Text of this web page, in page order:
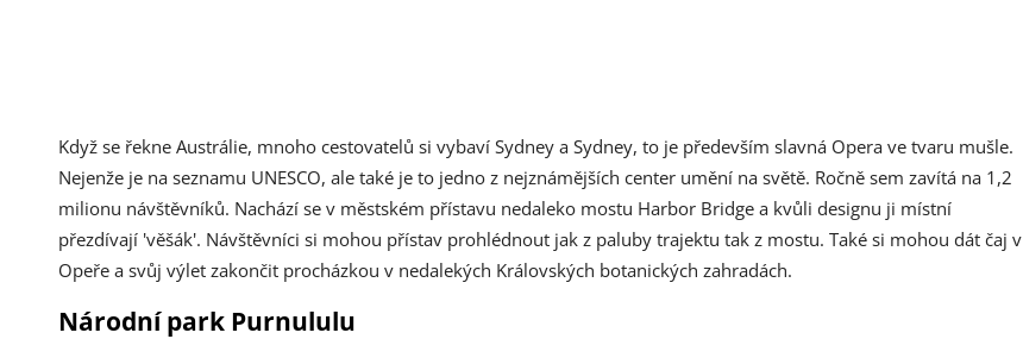
Když se řekne Austrálie, mnoho cestovatelů si vybaví Sydney a Sydney, to je především slavná Opera ve tvaru mušle.
Nejenže je na seznamu UNESCO, ale také je to jedno z nejznámějších center umění na světě. Ročně sem zavítá na 1,2
milionu návštěvníků. Nachází se v městském přístavu nedaleko mostu Harbor Bridge a kvůli designu ji místní
přezdívají 'věšák'. Návštěvníci si mohou přístav prohlédnout jak z paluby trajektu tak z mostu. Také si mohou dát čaj v
Opeře a svůj výlet zakončit procházkou v nedalekých Královských botanických zahradách.
Národní park Purnululu